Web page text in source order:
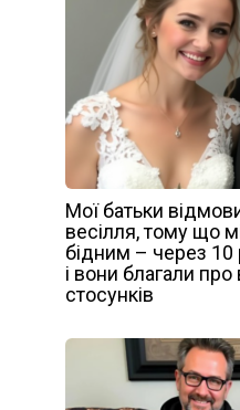
Мої батьки
весілля, тому що
бідним – через 10
і вони благали
стосунків